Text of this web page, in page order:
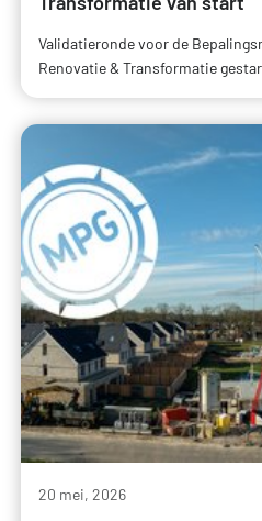
Validatieronde voor de
Renovatie & Transformatie
20 mei, 2026